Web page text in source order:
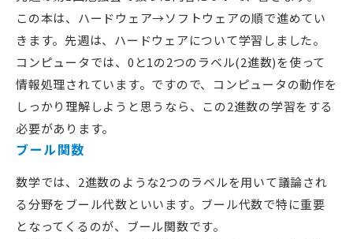
この本は、ハードウェア→ソフトウェアの順で進めてい
きます。先週は、ハードウェアについて学習しました。
コンピュータでは、0と1の2つのラベル(2進数)を使って
情報処理されています。ですので、コンピュータの動作を
しっかり理解しようと思うなら、この2進数の学習をする
必要があります。
ブール関数
数学では、2進数のような2つのラベルを用いて議論され
る分野をブール代数といいます。ブール代数で特に重要
となってくるのが、ブール関数です。